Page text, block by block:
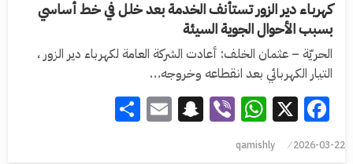
كهرباء دير الزور تستأنف الخدمة بعد خلل في خط أساسي
بسبب الأحوال الجوية السيئة
الحريّة – عثمان الخلف: أعادت الشركة العامة لكهرباء دير الزور ،
التيار الكهربائي بعد انقطاعه وخروجه…
Facebook
X
WhatsApp
Viber
Snapchat
Email
2026-03-22
qamishly